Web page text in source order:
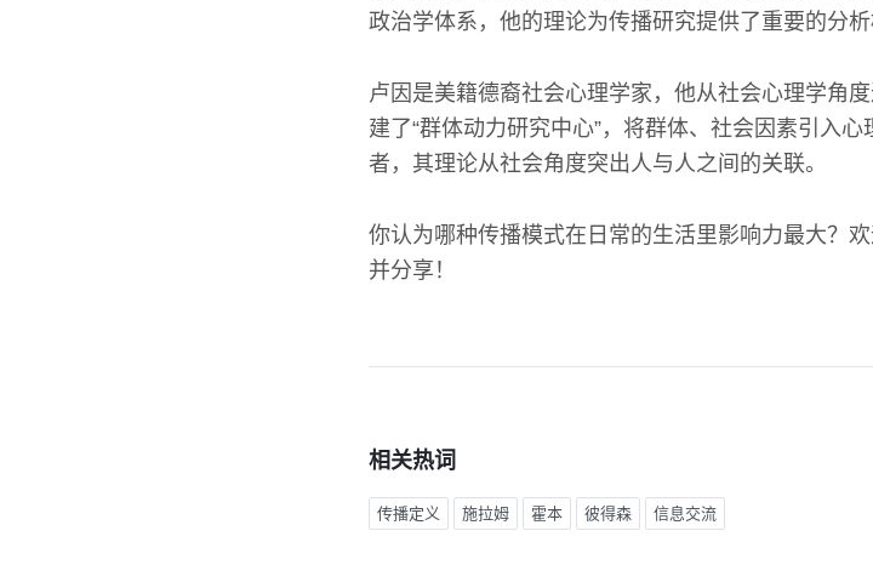
政治学体系，他的理论为传播研究提供了重要的分析
卢因是美籍德裔社会心理学家，他从社会心理学角
建了“群体动力研究中心”，将群体、社会因素引入心
者，其理论从社会角度突出人与人之间的关联。
你认为哪种传播模式在日常的生活里影响力最大？
并分享！
相关热词
传播定义 施拉姆 霍本 彼得森 信息交流